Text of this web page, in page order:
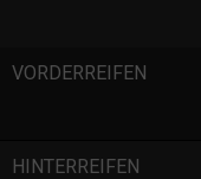
VORDERREIFEN
HINTERREIFEN